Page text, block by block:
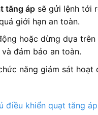
tăng ápsẽ gửi lệnh tới
giới hạn an toàn.
hoặc dừng dựa
đảm bảo an toàn.
năng giám sát
điều khiển quạt tăng áp